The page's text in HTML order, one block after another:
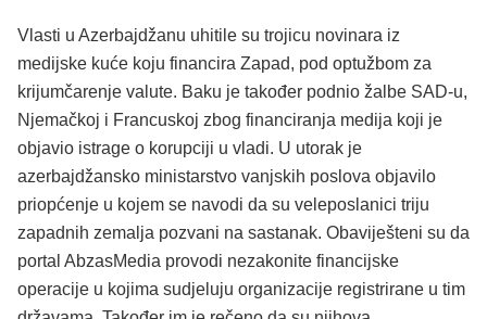
Vlasti u Azerbajdžanu uhitile su trojicu novinara iz
medijske kuće koju financira Zapad, pod optužbom za
krijumčarenje valute. Baku je također podnio žalbe SAD-u,
Njemačkoj i Francuskoj zbog financiranja medija koji je
objavio istrage o korupciji u vladi. U utorak je
azerbajdžansko ministarstvo vanjskih poslova objavilo
priopćenje u kojem se navodi da su veleposlanici triju
zapadnih zemalja pozvani na sastanak. Obaviješteni su da
portal AbzasMedia provodi nezakonite financijske
operacije u kojima sudjeluju organizacije registrirane u tim